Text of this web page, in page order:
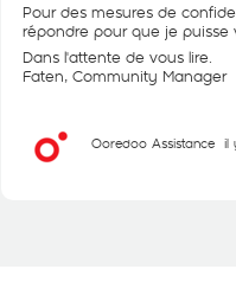
Pour des mesures de
répondre pour que je puisse
Dans l'attente de vous lire.
Faten, Community Manager
Ooredoo Assistance il